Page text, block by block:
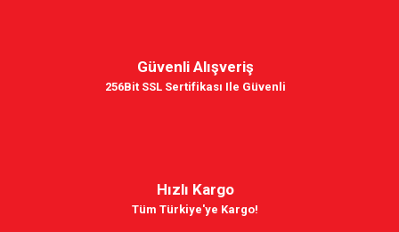
Güvenli Alışveriş
256Bit SSL Sertifikası Ile Güvenli
Hızlı Kargo
Tüm Türkiye'ye Kargo!